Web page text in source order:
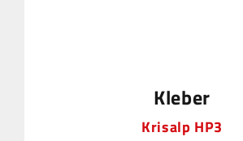
Kleber
Krisalp HP3